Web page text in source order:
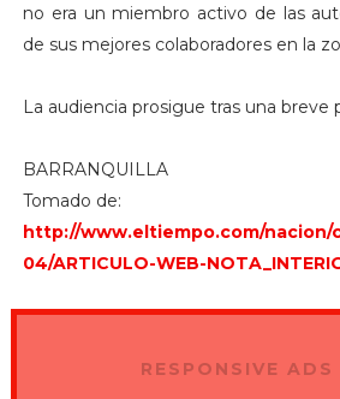
no era un miembro activo de las
de sus mejores colaboradores en la
La audiencia prosigue tras una breve
BARRANQUILLA
Tomado de:
http://www.eltiempo.com/nacion/
04/ARTICULO-WEB-
RESPONSIVE ADS